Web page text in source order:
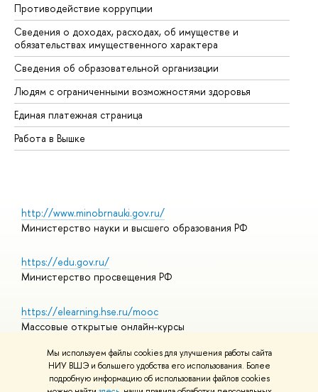
Мы используем файлы cookies для улучшения работы сайта
НИУ ВШЭ и большего удобства его использования. Более
подробную информацию об использовании файлов cookies
Противодействие коррупции
Сведения о доходах, расходах, об имуществе и
обязательствах имущественного характера
Сведения об образовательной организации
Людям с ограниченными возможностями здоровья
Единая платежная страница
Работа в Вышке
http://www.minobrnauki.gov.ru/
Министерство науки и высшего образования РФ
https://edu.gov.ru/
Министерство просвещения РФ
https://elearning.hse.ru/mooc
Массовые открытые онлайн-курсы
© НИУ ВШЭ 1993–2026 Адреса и контакты